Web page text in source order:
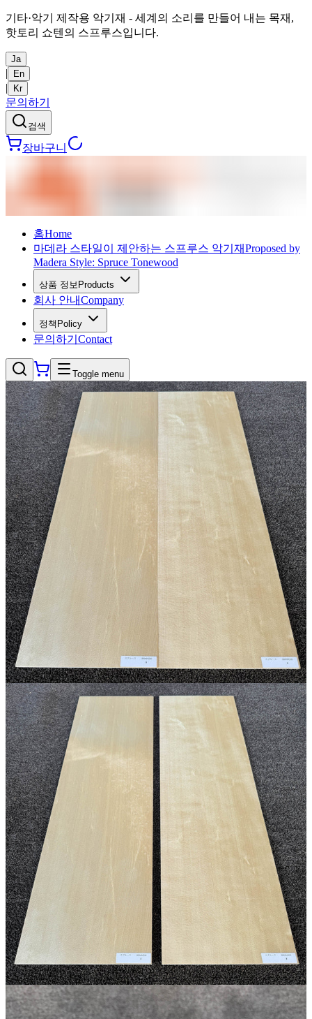
기타·악기 제작용 악기재 - 세계의 소리를 만들어 내는 목재,
핫토리 쇼텐의 스프루스입니다.
Ja
| En
| Kr
문의하기
검색
장바구니
홈Home
마데라 스타일이 제안하는 스프루스 악기재Proposed by
Madera Style: Spruce Tonewood
상품 정보 Products
회사 안내Company
정책 Policy
문의하기 Contact
Toggle menu